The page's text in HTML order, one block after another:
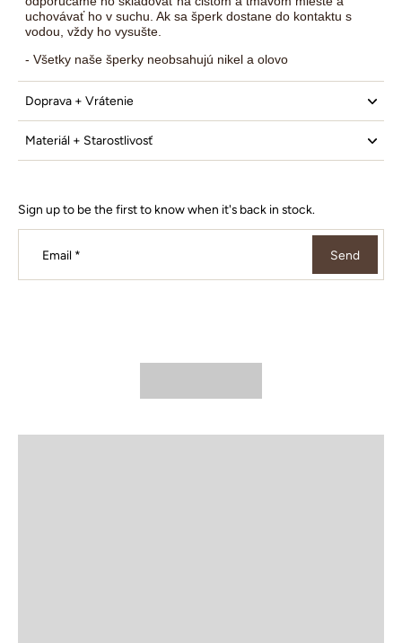
uchovávať ho v suchu. Ak sa šperk dostane do kontaktu s
vodou, vždy ho vysušte.
- Všetky naše šperky neobsahujú nikel a olovo
Doprava + Vrátenie
Materiál + Starostlivosť
Sign up to be the first to know when it's back in stock.
Email * Send